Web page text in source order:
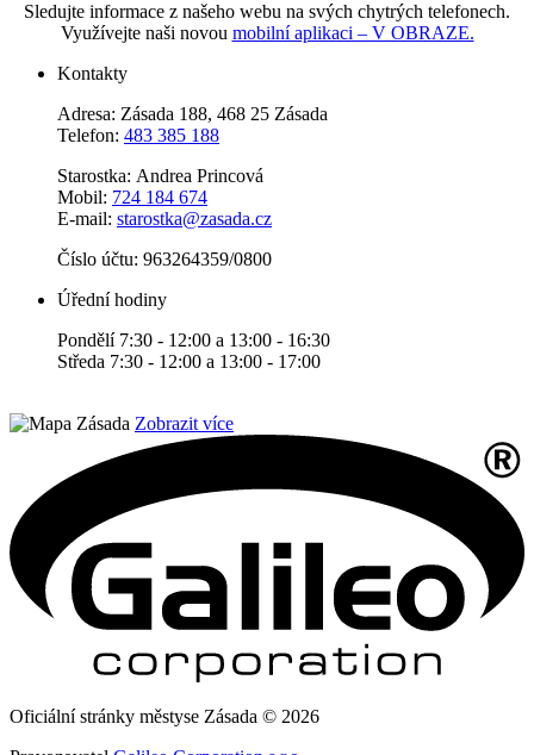
Sledujte informace z našeho webu na svých chytrých telefonech.
Využívejte naši novou mobilní aplikaci – V OBRAZE.
Kontakty
Adresa: Zásada 188, 468 25 Zásada
Telefon: 483 385 188
Starostka: Andrea Princová
Mobil: 724 184 674
E-mail: starostka@zasada.cz
Číslo účtu: 963264359/0800
Úřední hodiny
Pondělí 7:30 - 12:00 a 13:00 - 16:30
Středa 7:30 - 12:00 a 13:00 - 17:00
Zobrazit více
Oficiální stránky městyse Zásada © 2026